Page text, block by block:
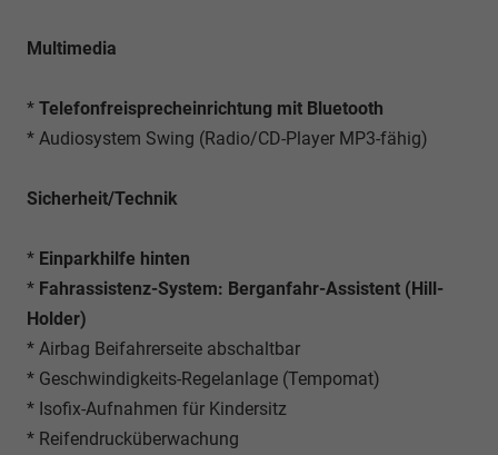
Multimedia
* Telefonfreisprecheinrichtung mit Bluetooth
* Audiosystem Swing (Radio/CD-Player MP3-fähig)
Sicherheit/Technik
* Einparkhilfe hinten
* Fahrassistenz-System: Berganfahr-Assistent (Hill-
Holder)
* Airbag Beifahrerseite abschaltbar
* Geschwindigkeits-Regelanlage (Tempomat)
* Isofix-Aufnahmen für Kindersitz
* Reifendrucküberwachung